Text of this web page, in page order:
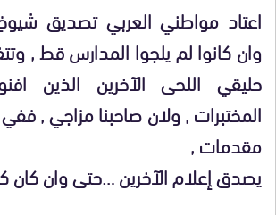
اعتاد مواطني العربي تصديق
وان كانوا لم يلجوا المدارس قط ,
حليقي اللحى الآخرين الذين
المختبرات , ولان صاحبنا مزاجي ,
مقدمات ,
يصدق إعلام الآخرين …حتى وانكان